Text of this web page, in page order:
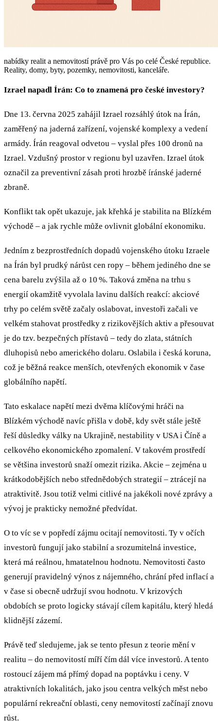
nabídky realit a nemovitostí právě pro Vás po celé České republice.
Reality, domy, byty, pozemky, nemovitosti, kanceláře.
Izrael napadl Írán: Co to znamená pro české investory?
Dne 13. června 2025 zahájil Izrael rozsáhlý útok na Írán,
zaměřený na jaderná zařízení, vojenské komplexy a vedení
armády. Írán reagoval odvetou – vyslal přes 100 dronů na
Izrael. Vzdušný prostor v regionu byl uzavřen. Izrael útok
označil za preventivní zásah proti hrozbě íránské jaderné
zbraně.
Konflikt tak opět ukazuje, jak křehká je stabilita na Blízkém
východě – a jak rychle může ovlivnit globální ekonomiku.
Jedním z bezprostředních dopadů vojenského útoku Izraele
na Írán byl prudký nárůst cen ropy – během jediného dne se
cena barelu zvýšila až o 10 %. Taková změna na trhu s
energií okamžitě vyvolala lavinu dalších reakcí: akciové
trhy po celém světě začaly oslabovat, investoři začali ve
velkém stahovat prostředky z rizikovějších aktiv a přesouvat
je do tzv. bezpečných přístavů – tedy do zlata, státních
dluhopisů nebo amerického dolaru. Oslabila i česká koruna,
což je běžná reakce menších, otevřených ekonomik v čase
globálního napětí.
Tato eskalace napětí mezi dvěma klíčovými hráči na
Blízkém východě navíc přišla v době, kdy svět stále ještě
řeší důsledky války na Ukrajině, nestability v USA i Číně a
celkového ekonomického zpomalení. V takovém prostředí
se většina investorů snaží omezit rizika. Akcie – zejména u
krátkodobějších nebo střednědobých strategií – ztrácejí na
atraktivitě. Jsou totiž velmi citlivé na jakékoli nové zprávy a
vývoj je prakticky nemožné předvídat.
O to víc se v popředí zájmu ocitají nemovitosti. Ty v očích
investorů fungují jako stabilní a srozumitelná investice,
která má reálnou, hmatatelnou hodnotu. Nemovitosti často
generují pravidelný výnos z nájemného, chrání před inflací a
v čase si obecně udržují svou hodnotu. V krizových
obdobích se proto logicky stávají cílem kapitálu, který hledá
klidnější zázemí.
Právě teď sledujeme, jak se tento přesun z teorie mění v
realitu – do nemovitostí míří čím dál více investorů. A tento
rostoucí zájem má přímý dopad na poptávku i ceny. V
atraktivních lokalitách, jako jsou centra velkých měst nebo
populární rekreační oblasti, ceny nemovitostí začínají znovu
růst.